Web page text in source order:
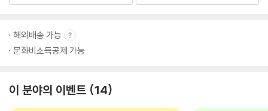
해외배송 가능
문화비소득공제 가능
이 분야의 이벤트 14